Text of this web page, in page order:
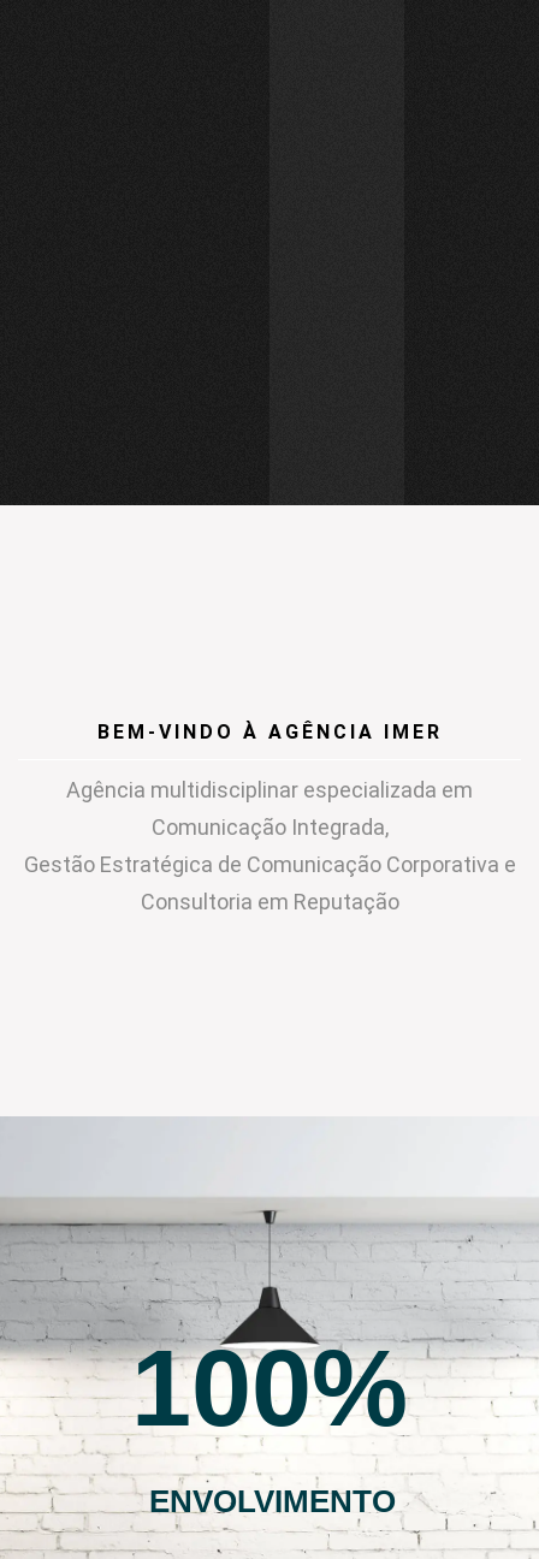
BEM-VINDO À AGÊNCIA IMER
Agência multidisciplinar especializada em
Comunicação Integrada,
Gestão Estratégica de Comunicação Corporativa e
Consultoria em Reputação
100
ENVOLVIMENTO